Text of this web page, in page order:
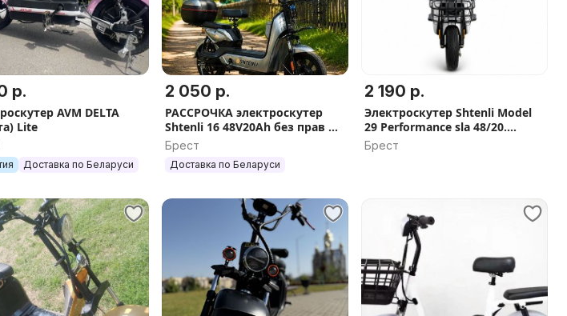
р.
AVM DELTA
Lite
Доставка по Беларуси
2 050 р.
РАССРОЧКА электроскутер
Shtenli 16 48V20Ah без прав и
регистрации
Брест
Доставка по Беларуси
2 190 р.
Электроскутер Shtenli Model
29 Performance sla 48/20.
Оплата при получении,
Бесплатная доставка
Брест